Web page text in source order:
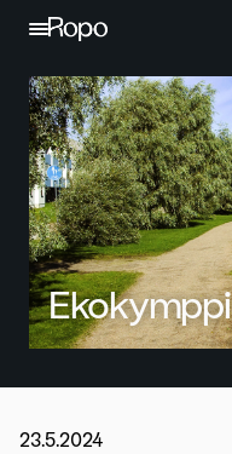
Hoppa till innehållet
Ekokymppi
23.5.2024